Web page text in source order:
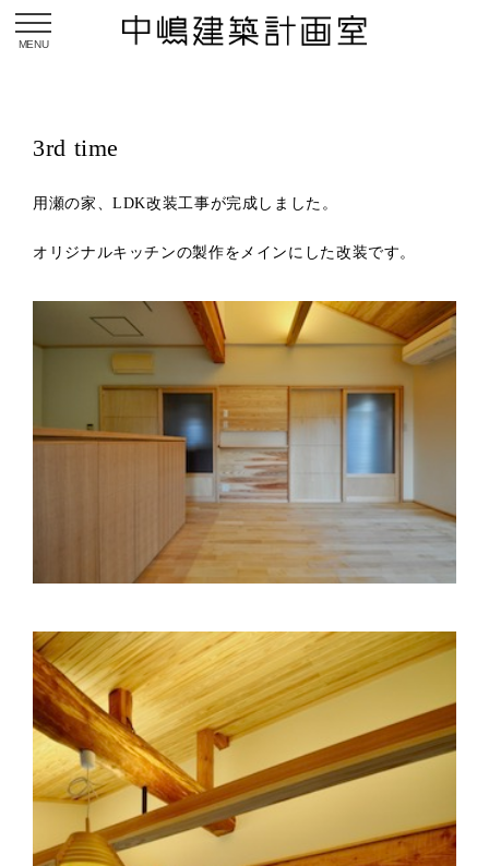
3rd time
用瀬の家、LDK改装工事が完成しました。
オリジナルキッチンの製作をメインにした改装です。
toggle navigation